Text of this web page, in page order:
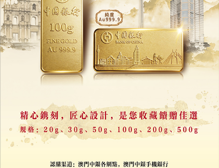
經科局消委會會見石油業界
跟進補貼情況及敦促調整油品價格
24/06/2026